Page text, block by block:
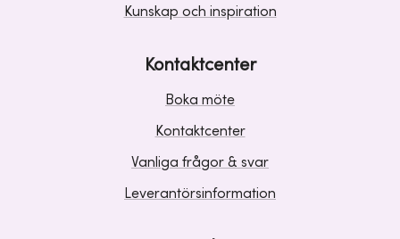
Kunskap och inspiration
Kontaktcenter
Boka möte
Kontaktcenter
Vanliga frågor & svar
Leverantörsinformation